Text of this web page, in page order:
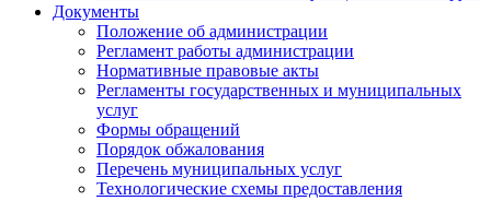
Документы
Положение об администрации
Регламент работы администрации
Нормативные правовые акты
Регламенты государственных и муниципальных
услуг
Формы обращений
Порядок обжалования
Перечень муниципальных услуг
Технологические схемы предоставления